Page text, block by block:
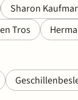
Sharon
Tros